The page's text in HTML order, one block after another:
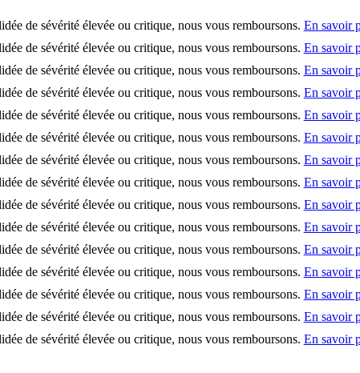
élevée ou critique, nous vous remboursons. En savoir plus
élevée ou critique, nous vous remboursons. En savoir plus
élevée ou critique, nous vous remboursons. En savoir plus
élevée ou critique, nous vous remboursons. En savoir plus
élevée ou critique, nous vous remboursons. En savoir plus
élevée ou critique, nous vous remboursons. En savoir plus
élevée ou critique, nous vous remboursons. En savoir plus
élevée ou critique, nous vous remboursons. En savoir plus
élevée ou critique, nous vous remboursons. En savoir plus
élevée ou critique, nous vous remboursons. En savoir plus
élevée ou critique, nous vous remboursons. En savoir plus
élevée ou critique, nous vous remboursons. En savoir plus
élevée ou critique, nous vous remboursons. En savoir plus
élevée ou critique, nous vous remboursons. En savoir plus
élevée ou critique, nous vous remboursons. En savoir plus